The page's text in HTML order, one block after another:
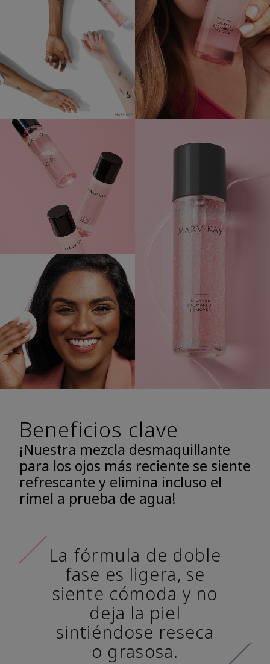
Beneficios clave
¡Nuestra mezcla desmaquillante
para los ojos más reciente se siente
refrescante y elimina incluso el
rímel a prueba de agua!
La fórmula de doble
fase es ligera, se
siente cómoda y no
deja la piel
sintiéndose reseca
o grasosa.